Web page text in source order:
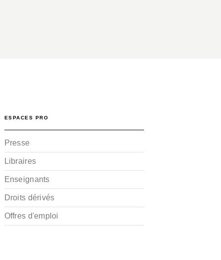
ESPACES PRO
Presse
Libraires
Enseignants
Droits dérivés
Offres d'emploi